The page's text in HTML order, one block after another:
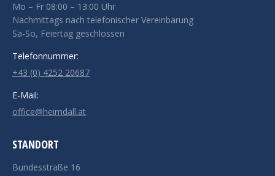
Mo – Fr 08:00 – 13:00 Uhr
Nachmittags nach telefonischer Vereinbarung
Sa-So, Feiertag geschlossen
Telefonnummer:
+43 (0) 4252 20687
E-Mail:
office@heimdall.at
STANDORT
Bundesstraße 16